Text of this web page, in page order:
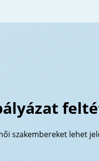
szakembereket lehet